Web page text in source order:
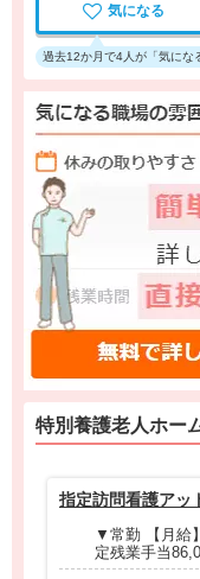
気になる
過去12か月で4人が「気にな
特別養護老人ホー
指定訪問看護アッ
▼常勤 【月給
定残業手当